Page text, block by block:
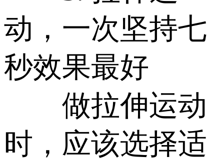
动，一次坚持七
秒效果最好
做拉伸运动
时，应该选择适